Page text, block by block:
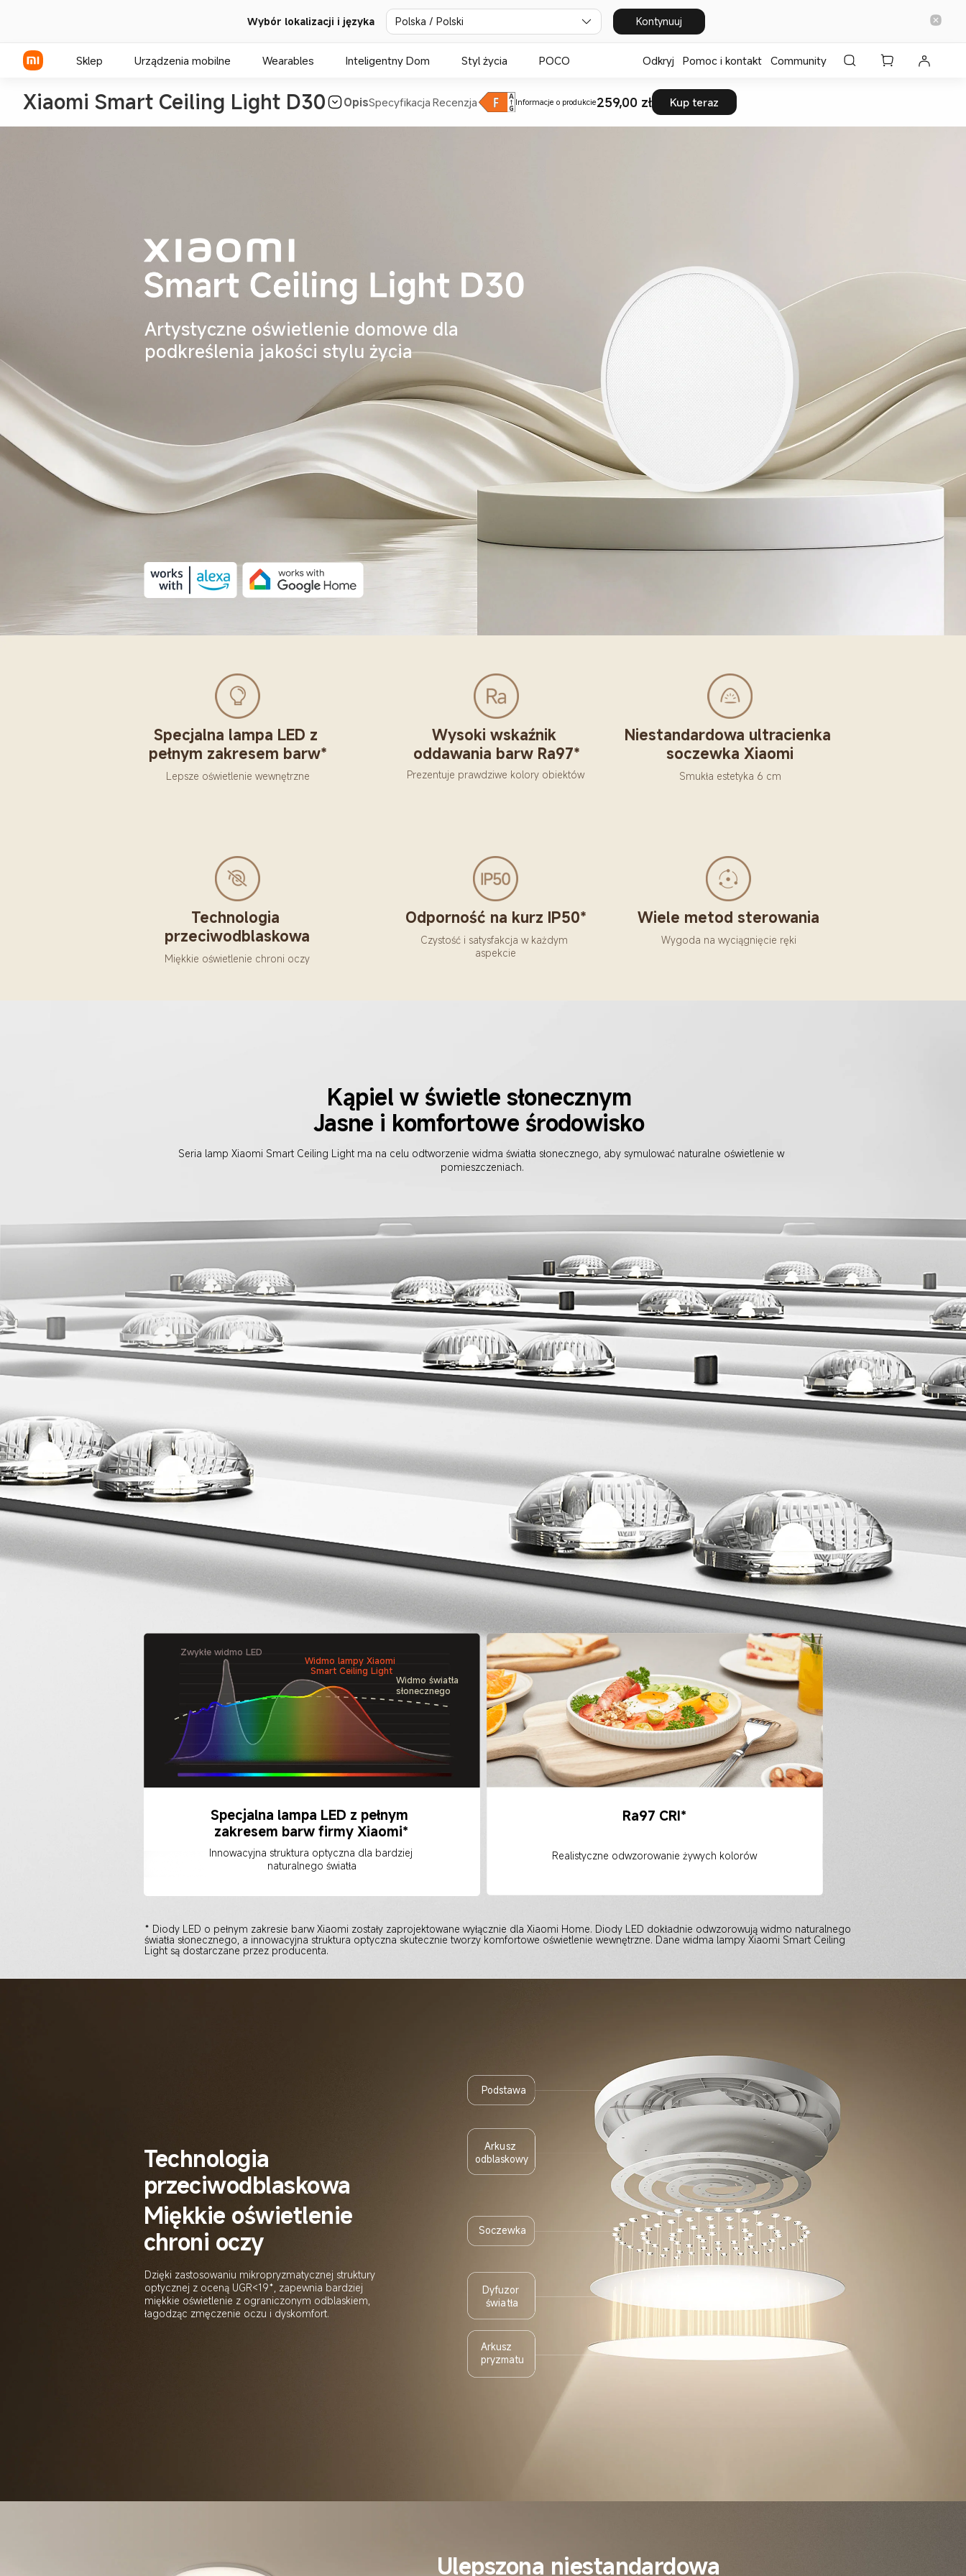
Wybór lokalizacji i języka Polska / Polski Kontynuuj
Sklep Urządzenia mobilne Wearables Inteligentny Dom Styl życia POCO Odkryj Pomoc i kontakt Community
OpisSpecyfikacja Recenzja Informacje o produkcie259,00 zł Kup teraz
Artystyczne oświetlenie domowe dla
podkreślenia jakości stylu życia
Specjalna lampa LED z
pełnym zakresem barw*
Lepsze oświetlenie wewnętrzne
Wysoki wskaźnik
oddawania barw Ra97*
Prezentuje prawdziwe kolory obiektów
Niestandardowa ultracienka
soczewka Xiaomi
Smukła estetyka 6 cm
Technologia
przeciwodblaskowa
Miękkie oświetlenie chroni oczy
Odporność na kurz IP50*
Czystość i satysfakcja w każdym
aspekcie
Wiele metod sterowania
Wygoda na wyciągnięcie ręki
Kąpiel w świetle słonecznym
Jasne i komfortowe środowisko
Seria lamp Xiaomi Smart Ceiling Light ma na celu odtworzenie widma światła słonecznego, aby symulować naturalne oświetlenie w
pomieszczeniach.
Zwykłe widmo LED
Widmo lampy Xiaomi
Smart Ceiling Light
Widmo światła
słonecznego
Specjalna lampa LED z pełnym
zakresem barw firmy Xiaomi*
Innowacyjna struktura optyczna dla bardziej
naturalnego światła
Ra97 CRI*
Realistyczne odwzorowanie żywych kolorów
* Diody LED o pełnym zakresie barw Xiaomi zostały zaprojektowane wyłącznie dla Xiaomi Home. Diody LED dokładnie odwzorowują widmo naturalnego
światła słonecznego, a innowacyjna struktura optyczna skutecznie tworzy komfortowe oświetlenie wewnętrzne. Dane widma lampy Xiaomi Smart Ceiling
Light są dostarczane przez producenta.
Technologia
przeciwodblaskowa
Miękkie oświetlenie
chroni oczy
Dzięki zastosowaniu mikropryzmatycznej struktury
optycznej z oceną UGR<19*, zapewnia bardziej
miękkie oświetlenie z ograniczonym odblaskiem,
łagodząc zmęczenie oczu i dyskomfort.
Podstawa
Arkusz
odblaskowy
Soczewka
Dyfuzor
światła
Arkusz
pryzmatu
Ulepszona niestandardowa